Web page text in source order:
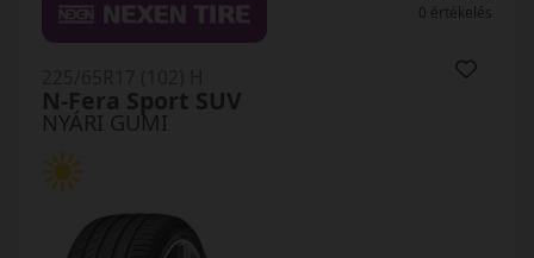
0 értékelés
NYÁRI GUMI
N-Fera Sport SUV